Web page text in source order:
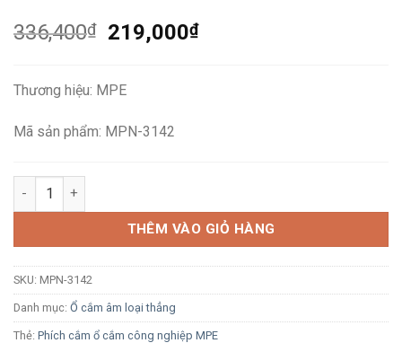
336,400₫
Giá
336,400₫.
219,000₫Giá
Thương hiệu: MPE
Mã sản phẩm: MPN-3142
Ổ cắm công nghiệp âm MPE MPN-3142 16A 3P+E 6H IP67 loại
THÊM VÀO GIỎ HÀNG
SKU: MPN-3142
Danh mục: Ổ cắm âm loại thẳng
Thẻ: Phích cắm ổ cắm công nghiệp MPE